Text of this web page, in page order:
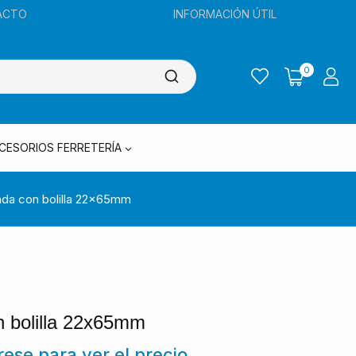
INFORMACIÓN ÚTIL
0
FERRETERÍA
con bolilla 22x65mm
bolilla 22x65mm